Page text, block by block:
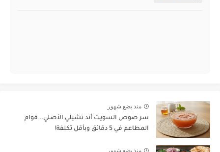
منذ بضع شهور
سر صوص السويت أند تشيلي الأصلي.. قوام
المطاعم في 5 دقائق وبأقل تكلفة!
منذ بضع شهور